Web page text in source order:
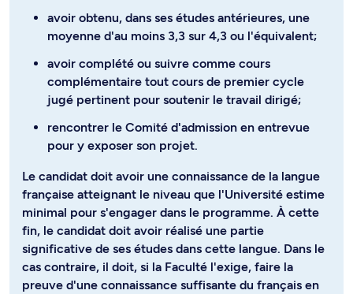
avoir obtenu, dans ses études antérieures, une
moyenne d'au moins 3,3 sur 4,3 ou l'équivalent;
avoir complété ou suivre comme cours
complémentaire tout cours de premier cycle
jugé pertinent pour soutenir le travail dirigé;
rencontrer le Comité d'admission en entrevue
pour y exposer son projet.
Le candidat doit avoir une connaissance de la langue
française atteignant le niveau que l'Université estime
minimal pour s'engager dans le programme. À cette
fin, le candidat doit avoir réalisé une partie
significative de ses études dans cette langue. Dans le
cas contraire, il doit, si la Faculté l'exige, faire la
preuve d'une connaissance suffisante du français en